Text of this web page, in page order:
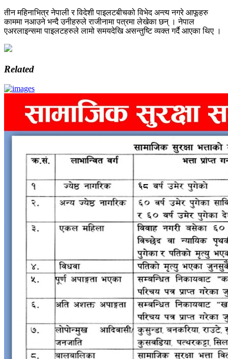
तीन महिनाभित्र नेपाली र विदेशी पाइलटबीचको विभेद अन्त्य नगरे आफूहरु
काममा नआउने भन्दै उनीहरुले राजीनामा पत्रमा लेखेका छन् । नेपाल
एअरलाइन्समा पाइलटहरुले लामो समयदेखि असन्तुष्टि व्यक्त गर्दै आएका थिए ।
Related